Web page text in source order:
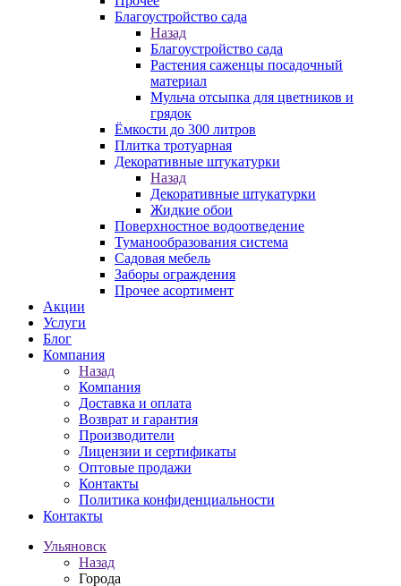
Благоустройство сада
Назад
Благоустройство сада
Растения саженцы посадочный
материал
Мульча отсыпка для цветников и
грядок
Ёмкости до 300 литров
Плитка тротуарная
Декоративные штукатурки
Назад
Декоративные штукатурки
Жидкие обои
Поверхностное водоотведение
Туманообразования система
Садовая мебель
Заборы ограждения
Прочее асортимент
Акции
Услуги
Блог
Компания
Назад
Компания
Доставка и оплата
Возврат и гарантия
Производители
Лицензии и сертификаты
Оптовые продажи
Контакты
Политика конфиденциальности
Контакты
Ульяновск
Назад
Города